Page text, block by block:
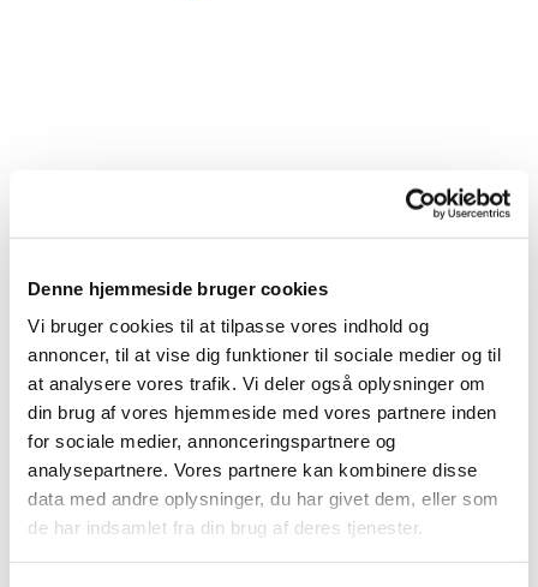
Denne hjemmeside bruger cookies
Vi bruger cookies til at tilpasse vores indhold og
annoncer, til at vise dig funktioner til sociale medier og til
at analysere vores trafik. Vi deler også oplysninger om
din brug af vores hjemmeside med vores partnere inden
for sociale medier, annonceringspartnere og
analysepartnere. Vores partnere kan kombinere disse
data med andre oplysninger, du har givet dem, eller som
de har indsamlet fra din brug af deres tjenester.
Kommende